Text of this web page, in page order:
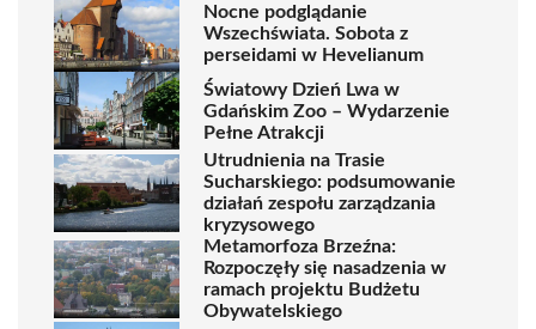
Nocne podglądanie
Wszechświata. Sobota z
perseidami w Hevelianum
Światowy Dzień Lwa w
Gdańskim Zoo – Wydarzenie
Pełne Atrakcji
Utrudnienia na Trasie
Sucharskiego: podsumowanie
działań zespołu zarządzania
kryzysowego
Metamorfoza Brzeźna:
Rozpoczęły się nasadzenia w
ramach projektu Budżetu
Obywatelskiego